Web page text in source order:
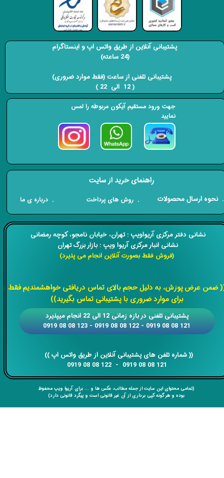
​​نشانی دفتر مرکزی آریواویپ : تهران، خیابان نامجو،کوچه رمضانی
نشانی انبار مرکزی آریوا ویپ : بازار بزرگ تهران
(فروش فقط بصورت آنلاین انجام می پذیرد)
ضمن عرض پوزش، به دلیل حجم بالای تماس دریافتی خواهشمندیم فقط
برای موارد ضروری با پشتیبانی تماس بگیرید))
​​​​​​​​​​​​​​(( ​​​​​​​شماره تلفن های پشتیبانی آنلاین از طریق واتس اپ ))
​​​​​​​121 08 08 0919 - 122 08 08 0919
​​پشتیبانی تلفنی در بازه زمانی 12 الی 22 انجام میپذیرد
121 08 08 0919 - 122 08 08 0919 - 123 08 08 0919
(تمامی محتوای این سایت از جمله مطالب، عکس ها و ... برای آریوا ویپ محفوظ
بوده و هر گونه کپی برداری از آن غیر قانونی است و پیگرد قانونی دارد)
راهنمای خرید از سایت
​. نحوه ارسال محصولات . روش های پرداخت . درباره ی ما
پشتیبانی آنلاین از طریق واتس اپ و اینستاگرام
(24 ساعته)
​​​​​​​ پشتیبانی تلفنی از ساعت (فقط موارد ضروری)
( 12 الی 22 ) ​​​​​​​
جهت ورود مستقیم آیکون مربوطه را لمس
نمایید